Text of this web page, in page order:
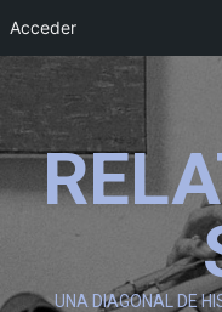
Acceder
Saltar
contenido
UNA DIAGONAL DE